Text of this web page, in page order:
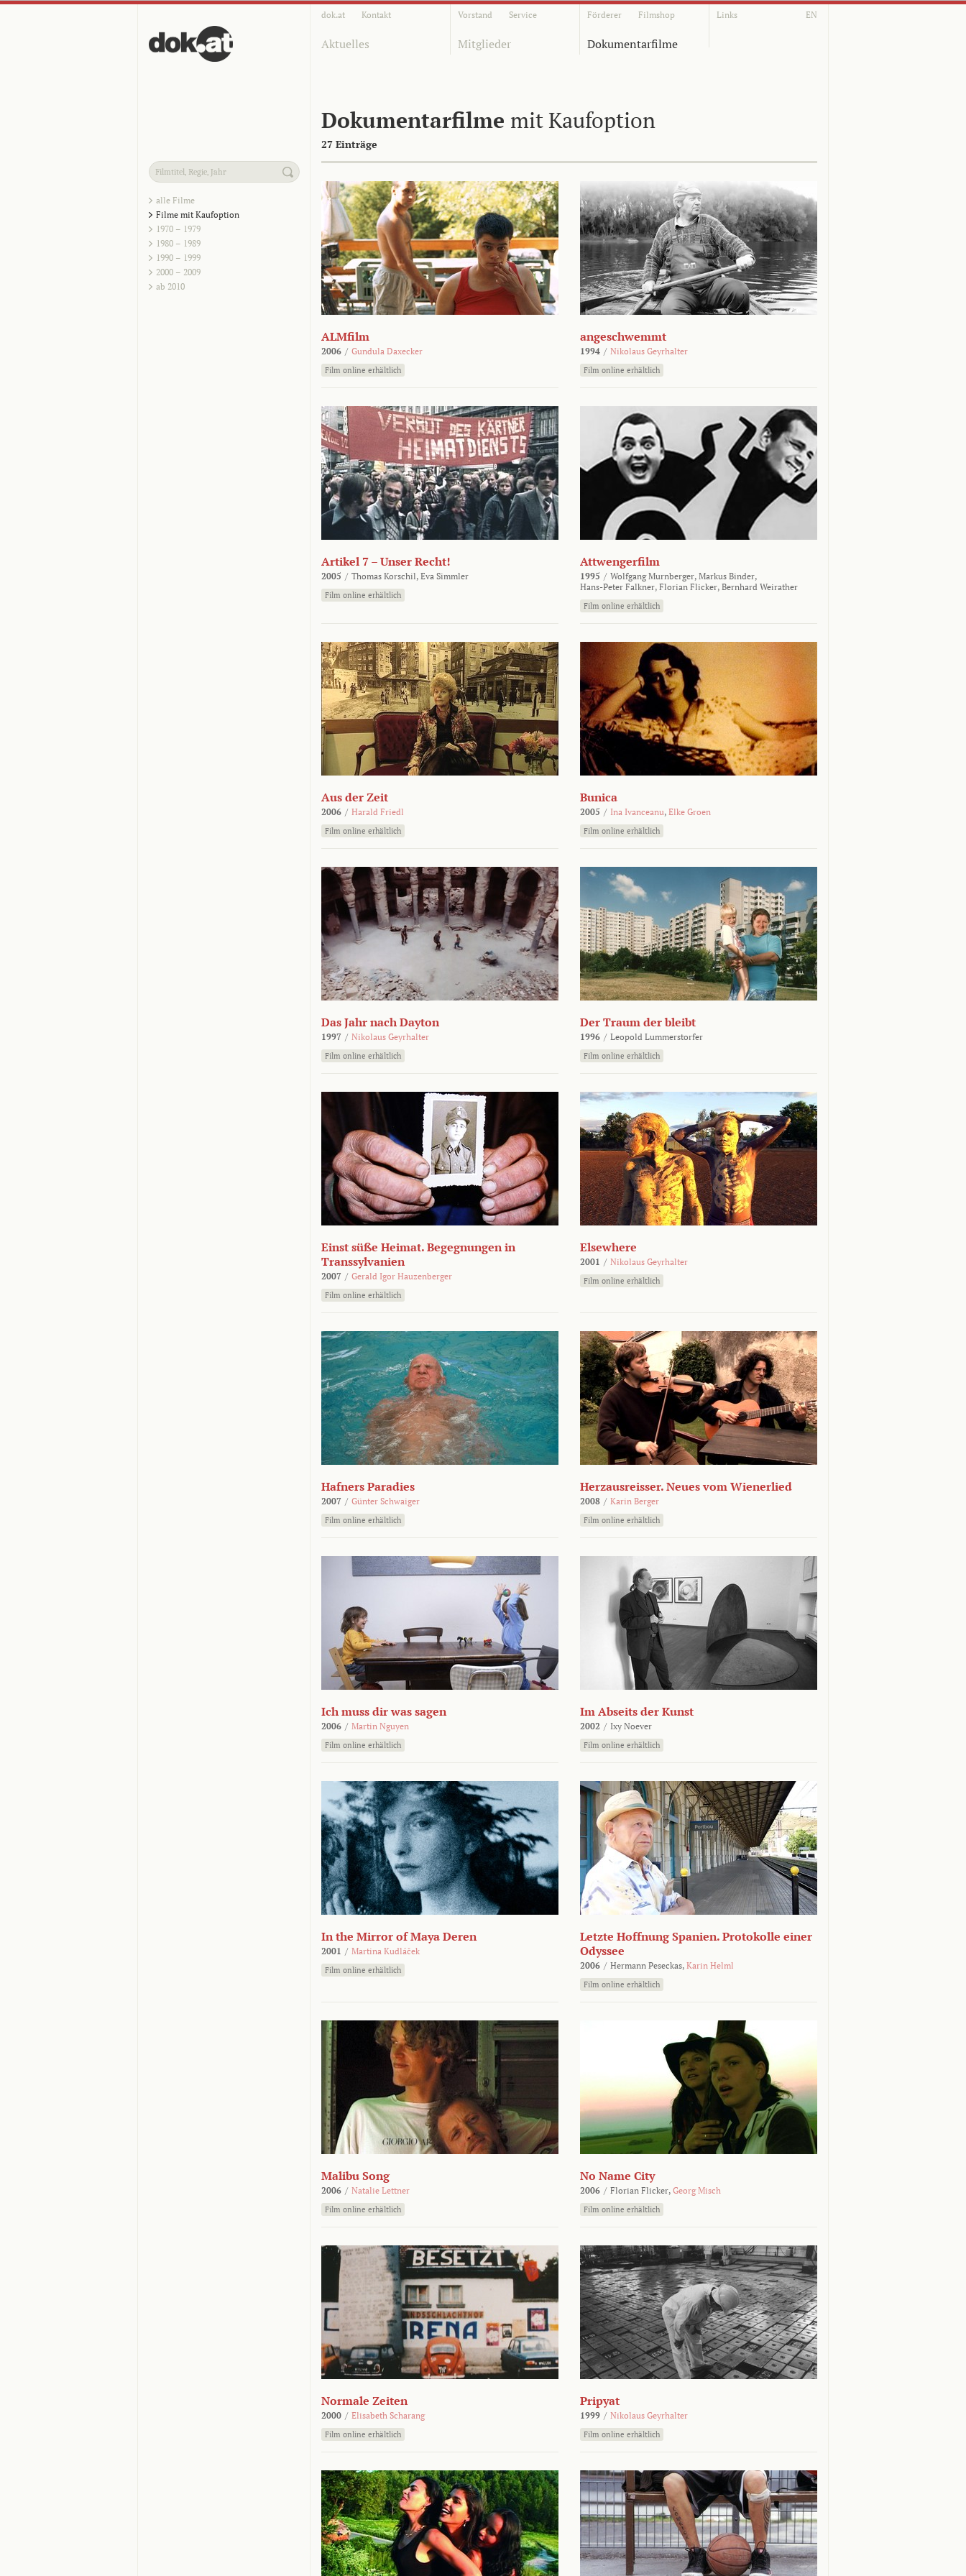
dok.at Kontakt Vorstand Service Förderer Filmshop Links EN
Aktuelles Mitglieder Dokumentarfilme
Dokumentarfilme mit Kaufoption
27 Einträge
alle Filme
Filme mit Kaufoption
1970 – 1979
1980 – 1989
1990 – 1999
2000 – 2009
ab 2010
ALMfilm
2006 / Gundula Daxecker
Film online erhältlich
angeschwemmt
1994 / Nikolaus Geyrhalter
Film online erhältlich
Artikel 7 – Unser Recht!
2005 / Thomas Korschil, Eva Simmler
Film online erhältlich
Attwengerfilm
1995 / Wolfgang Murnberger, Markus Binder,
Hans-Peter Falkner, Florian Flicker, Bernhard Weirather
Film online erhältlich
Aus der Zeit
2006 / Harald Friedl
Film online erhältlich
Bunica
2005 / Ina Ivanceanu, Elke Groen
Film online erhältlich
Das Jahr nach Dayton
1997 / Nikolaus Geyrhalter
Film online erhältlich
Der Traum der bleibt
1996 / Leopold Lummerstorfer
Film online erhältlich
Einst süße Heimat. Begegnungen in
Transsylvanien
2007 / Gerald Igor Hauzenberger
Film online erhältlich
Elsewhere
2001 / Nikolaus Geyrhalter
Film online erhältlich
Hafners Paradies
2007 / Günter Schwaiger
Film online erhältlich
Herzausreisser. Neues vom Wienerlied
2008 / Karin Berger
Film online erhältlich
Ich muss dir was sagen
2006 / Martin Nguyen
Film online erhältlich
Im Abseits der Kunst
2002 / Ixy Noever
Film online erhältlich
In the Mirror of Maya Deren
2001 / Martina Kudláček
Film online erhältlich
Letzte Hoffnung Spanien. Protokolle einer
Odyssee
2006 / Hermann Peseckas, Karin Helml
Film online erhältlich
Malibu Song
2006 / Natalie Lettner
Film online erhältlich
No Name City
2006 / Florian Flicker, Georg Misch
Film online erhältlich
Normale Zeiten
2000 / Elisabeth Scharang
Film online erhältlich
Pripyat
1999 / Nikolaus Geyrhalter
Film online erhältlich